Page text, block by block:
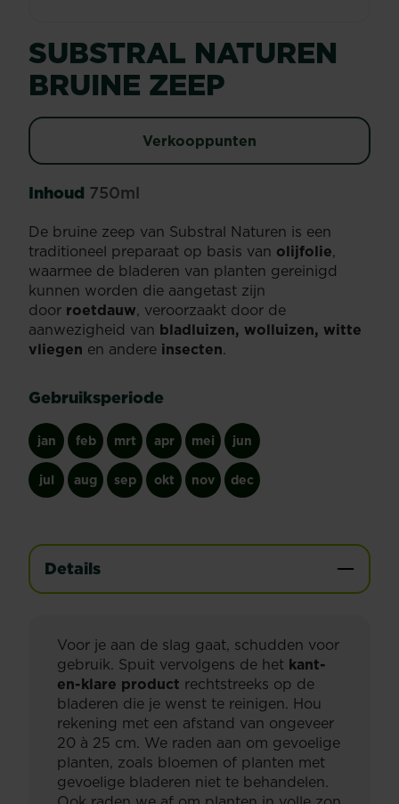
SUBSTRAL NATUREN
BRUINE ZEEP
Verkooppunten
Inhoud 750ml
De bruine zeep van Substral Naturen is een
traditioneel preparaat op basis van olijfolie,
waarmee de bladeren van planten gereinigd
kunnen worden die aangetast zijn
door roetdauw, veroorzaakt door de
aanwezigheid van bladluizen, wolluizen, witte
vliegen en andere insecten.
Gebruiksperiode
jan feb mrt apr mei jun
jul aug sep okt nov dec
Details
Voor je aan de slag gaat, schudden voor
gebruik. Spuit vervolgens de het kant-
en-klare product rechtstreeks op de
bladeren die je wenst te reinigen. Hou
rekening met een afstand van ongeveer
20 à 25 cm. We raden aan om gevoelige
planten, zoals bloemen of planten met
gevoelige bladeren niet te behandelen.